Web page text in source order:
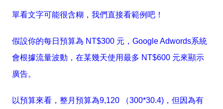
單看文字可能很含糊，我們直接看範例吧！
假設你的每日預算為 NT$300 元，Google Adwords系統
會根據流量波動，在某幾天使用最多 NT$600 元來顯示
廣告。
以預算來看，整月預算為9,120 （300*30.4)，但因為有